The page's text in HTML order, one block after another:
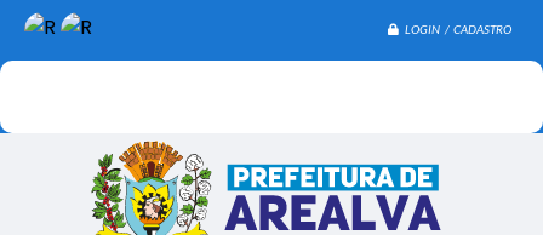
LOGIN / CADASTRO